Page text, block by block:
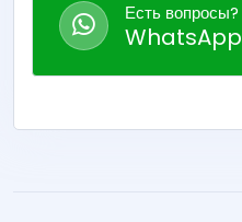
Есть вопросы?
WhatsApp